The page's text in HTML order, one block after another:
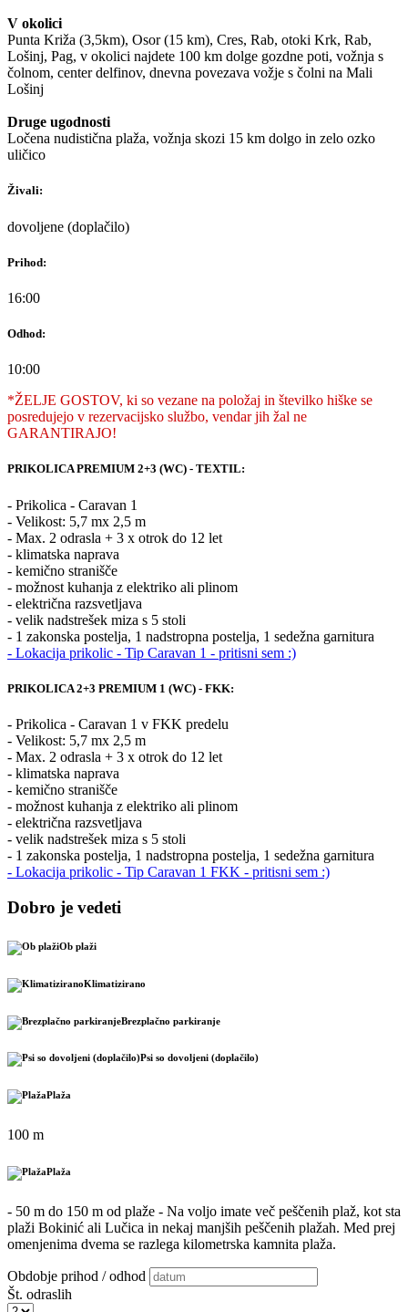
V okolici
Punta Križa (3,5km), Osor (15 km), Cres, Rab, otoki Krk, Rab,
Lošinj, Pag, v okolici najdete 100 km dolge gozdne poti, vožnja s
čolnom, center delfinov, dnevna povezava vožje s čolni na Mali
Lošinj
Druge ugodnosti
Ločena nudistična plaža, vožnja skozi 15 km dolgo in zelo ozko
uličico
Živali:
dovoljene (doplačilo)
Prihod:
16:00
Odhod:
10:00
*ŽELJE GOSTOV, ki so vezane na položaj in številko hiške se
posredujejo v rezervacijsko službo, vendar jih žal ne
GARANTIRAJO!
PRIKOLICA PREMIUM 2+3 (WC) - TEXTIL:
- Prikolica - Caravan 1
- Velikost: 5,7 mx 2,5 m
- Max. 2 odrasla + 3 x otrok do 12 let
- klimatska naprava
- kemično stranišče
- možnost kuhanja z elektriko ali plinom
- električna razsvetljava
- velik nadstrešek miza s 5 stoli
- 1 zakonska postelja, 1 nadstropna postelja, 1 sedežna garnitura
- Lokacija prikolic - Tip Caravan 1 - pritisni sem :)
PRIKOLICA 2+3 PREMIUM 1 (WC) - FKK:
- Prikolica - Caravan 1 v FKK predelu
- Velikost: 5,7 mx 2,5 m
- Max. 2 odrasla + 3 x otrok do 12 let
- klimatska naprava
- kemično stranišče
- možnost kuhanja z elektriko ali plinom
- električna razsvetljava
- velik nadstrešek miza s 5 stoli
- 1 zakonska postelja, 1 nadstropna postelja, 1 sedežna garnitura
- Lokacija prikolic - Tip Caravan 1 FKK - pritisni sem :)
Dobro je vedeti
Ob plaži
Klimatizirano
Brezplačno parkiranje
Psi so dovoljeni (doplačilo)
Plaža
100 m
Plaža
- 50 m do 150 m od plaže - Na voljo imate več peščenih plaž, kot sta
plaži Bokinić ali Lučica in nekaj manjših peščenih plažah. Med prej
omenjenima dvema se razlega kilometrska kamnita plaža.
Obdobje prihod / odhod
Št. odraslih